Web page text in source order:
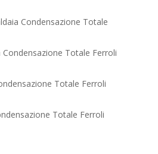
Condensazione Totale
Condensazione Totale Ferroli
Totale Ferroli
Totale Ferroli